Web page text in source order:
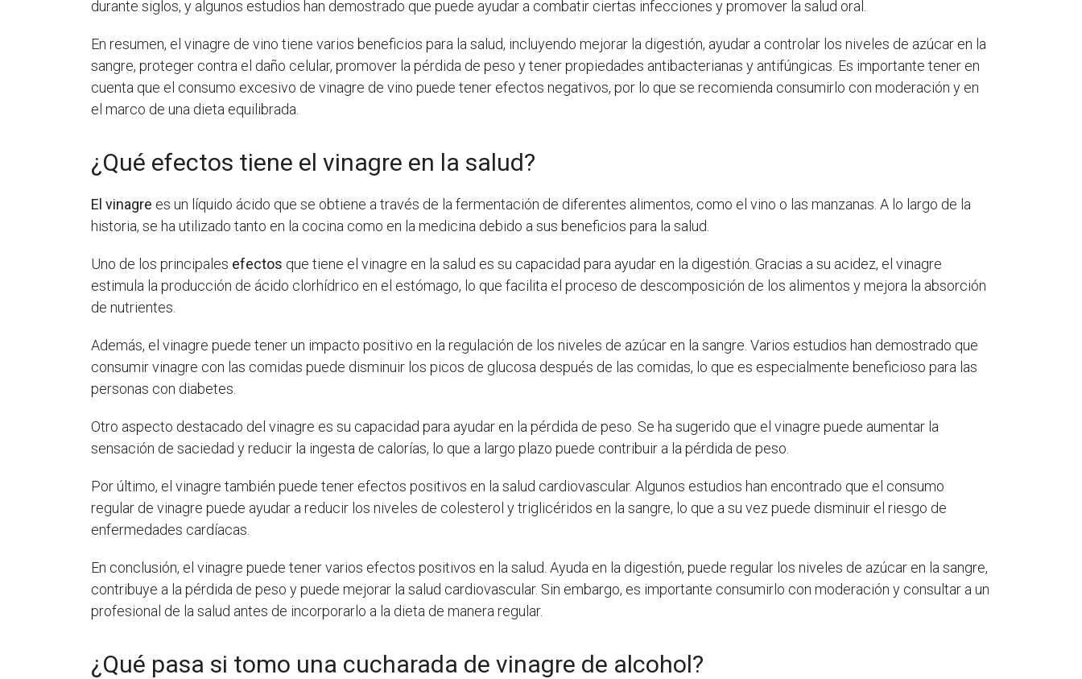
durante siglos, y algunos estudios han demostrado que puede ayudar a combatir ciertas infecciones y promover la salud oral.
En resumen, el vinagre de vino tiene varios beneficios para la salud, incluyendo mejorar la digestión, ayudar a controlar los niveles de azúcar en la
sangre, proteger contra el daño celular, promover la pérdida de peso y tener propiedades antibacterianas y antifúngicas. Es importante tener en
cuenta que el consumo excesivo de vinagre de vino puede tener efectos negativos, por lo que se recomienda consumirlo con moderación y en
el marco de una dieta equilibrada.
¿Qué efectos tiene el vinagre en la salud?
El vinagre es un líquido ácido que se obtiene a través de la fermentación de diferentes alimentos, como el vino o las manzanas. A lo largo de la
historia, se ha utilizado tanto en la cocina como en la medicina debido a sus beneficios para la salud.
Uno de los principales efectos que tiene el vinagre en la salud es su capacidad para ayudar en la digestión. Gracias a su acidez, el vinagre
estimula la producción de ácido clorhídrico en el estómago, lo que facilita el proceso de descomposición de los alimentos y mejora la absorción
de nutrientes.
Además, el vinagre puede tener un impacto positivo en la regulación de los niveles de azúcar en la sangre. Varios estudios han demostrado que
consumir vinagre con las comidas puede disminuir los picos de glucosa después de las comidas, lo que es especialmente beneficioso para las
personas con diabetes.
Otro aspecto destacado del vinagre es su capacidad para ayudar en la pérdida de peso. Se ha sugerido que el vinagre puede aumentar la
sensación de saciedad y reducir la ingesta de calorías, lo que a largo plazo puede contribuir a la pérdida de peso.
Por último, el vinagre también puede tener efectos positivos en la salud cardiovascular. Algunos estudios han encontrado que el consumo
regular de vinagre puede ayudar a reducir los niveles de colesterol y triglicéridos en la sangre, lo que a su vez puede disminuir el riesgo de
enfermedades cardíacas.
En conclusión, el vinagre puede tener varios efectos positivos en la salud. Ayuda en la digestión, puede regular los niveles de azúcar en la sangre,
contribuye a la pérdida de peso y puede mejorar la salud cardiovascular. Sin embargo, es importante consumirlo con moderación y consultar a un
profesional de la salud antes de incorporarlo a la dieta de manera regular.
¿Qué pasa si tomo una cucharada de vinagre de alcohol?